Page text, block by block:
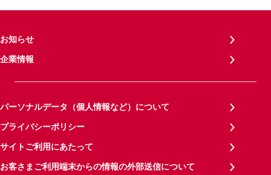
お知らせ
企業情報
パーソナルデータ（個人情報など）について
プライバシーポリシー
サイトご利用にあたって
お客さまご利用端末からの情報の外部送信について